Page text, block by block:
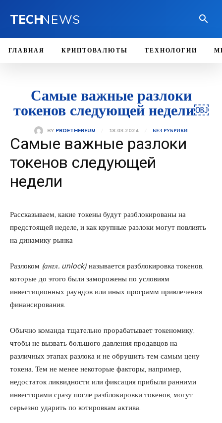
TECHNEWS
ГЛАВНАЯ КРИПТОВАЛЮТЫ ТЕХНОЛОГИИ
Самые важные разлоки
токенов следующей недели￼
BY PROETHEREUM 18.03.2024 БЕЗ РУБРИКИ
Самые важные разлоки
токенов следующей
недели
Рассказываем, какие токены будут разблокированы на
предстоящей неделе, и как крупные разлоки могут повлиять
на динамику рынка
Разлоком (англ. unlock) называется разблокировка токенов,
которые до этого были заморожены по условиям
инвестиционных раундов или иных программ привлечения
финансирования.
Обычно команда тщательно прорабатывает токеномику,
чтобы не вызвать большого давления продавцов на
различных этапах разлока и не обрушить тем самым цену
токена. Тем не менее некоторые факторы, например,
недостаток ликвидности или фиксация прибыли ранними
инвесторами сразу после разблокировки токенов, могут
серьезно ударить по котировкам актива.